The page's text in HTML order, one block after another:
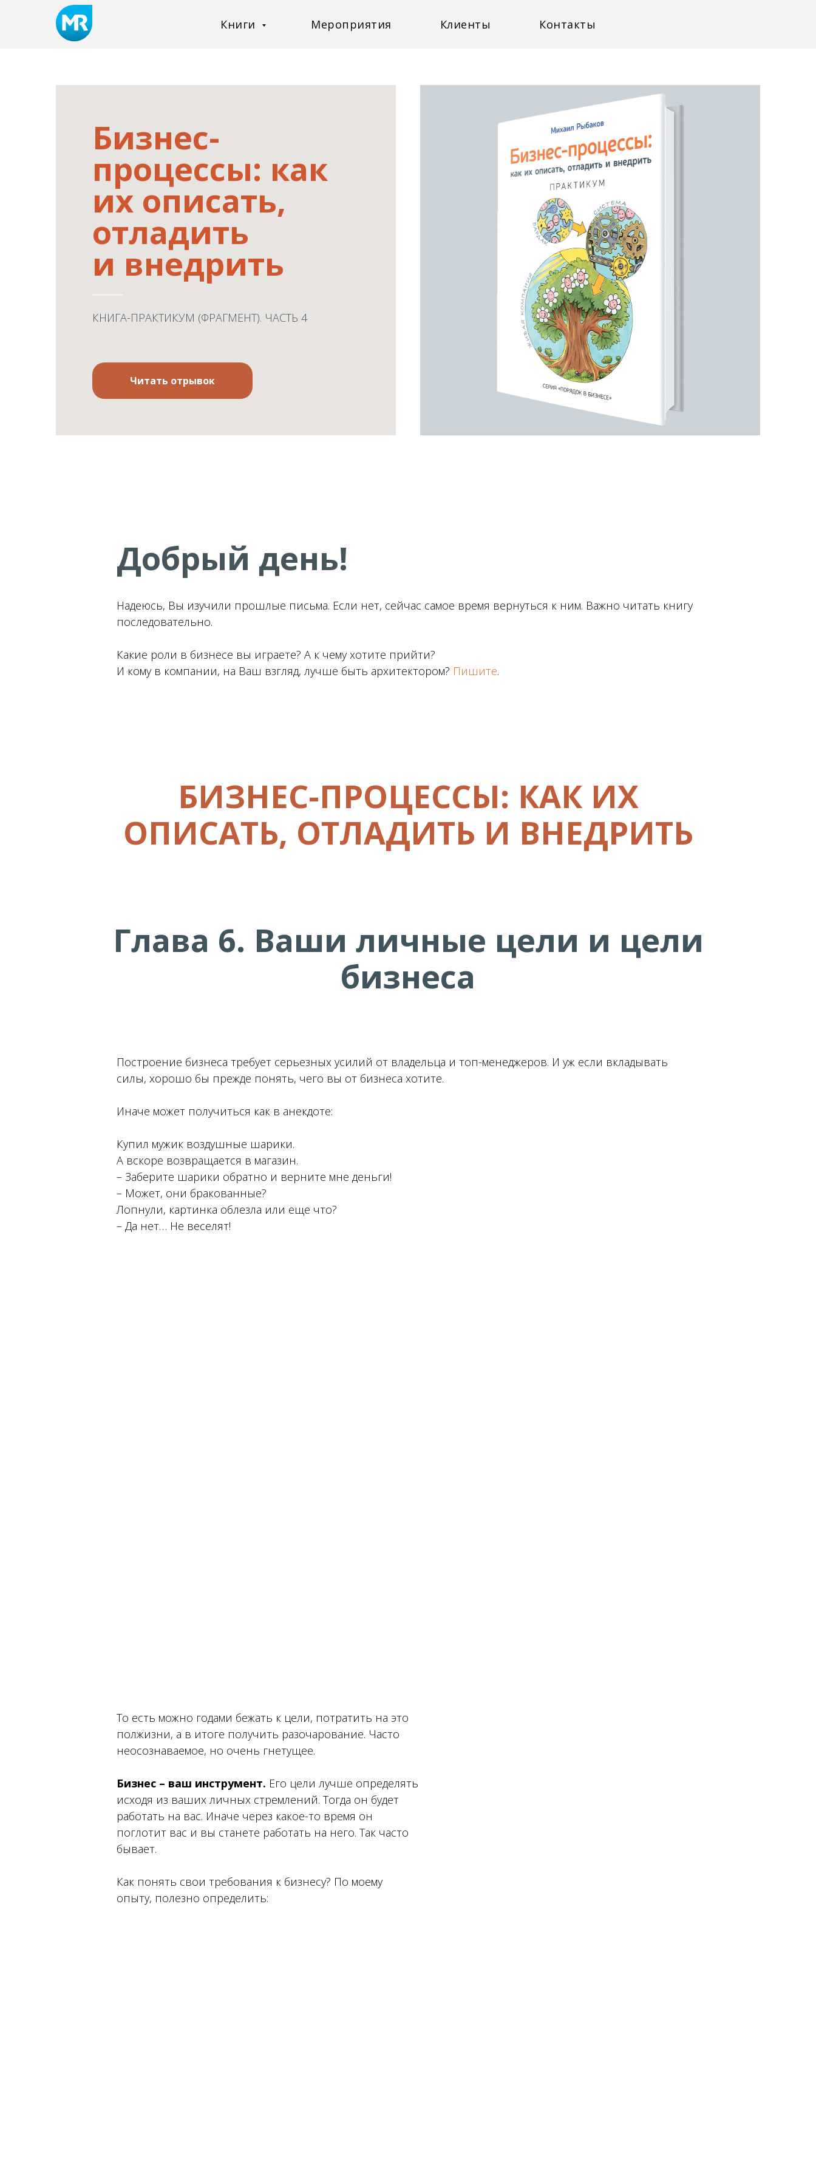
Книги Мероприятия Клиенты Контакты
Бизнес-
процессы: как
их описать,
отладить
и внедрить
КНИГА-ПРАКТИКУМ (ФРАГМЕНТ). ЧАСТЬ 4
Читать отрывок
Добрый день!
Надеюсь, Вы изучили прошлые письма. Если нет, сейчас самое время вернуться к ним. Важно читать книгу
последовательно.
Какие роли в бизнесе вы играете? А к чему хотите прийти?
И кому в компании, на Ваш взгляд, лучше быть архитектором? Пишите.
БИЗНЕС-ПРОЦЕССЫ: КАК ИХ
ОПИСАТЬ, ОТЛАДИТЬ И ВНЕДРИТЬ
Глава 6. Ваши личные цели и цели
бизнеса
Построение бизнеса требует серьезных усилий от владельца и топ-менеджеров. И уж если вкладывать
силы, хорошо бы прежде понять, чего вы от бизнеса хотите.
Иначе может получиться как в анекдоте:
Купил мужик воздушные шарики.
А вскоре возвращается в магазин.
– Заберите шарики обратно и верните мне деньги!
– Может, они бракованные?
Лопнули, картинка облезла или еще что?
– Да нет… Не веселят!
То есть можно годами бежать к цели, потратить на это
полжизни, а в итоге получить разочарование. Часто
неосознаваемое, но очень гнетущее.
Бизнес – ваш инструмент. Его цели лучше определять
исходя из ваших личных стремлений. Тогда он будет
работать на вас. Иначе через какое-то время он
поглотит вас и вы станете работать на него. Так часто
бывает.
Как понять свои требования к бизнесу? По моему
опыту, полезно определить: